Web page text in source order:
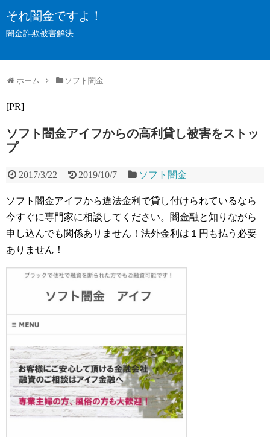
それ闇金ですよ！
闇金詐欺被害解決
ホーム ソフト闇金
[PR]
ソフト闇金アイフからの高利貸し被害をストッ
プ
2017/3/22 2019/10/7 ソフト闇金
ソフト闇金アイフから違法金利で貸し付けられているなら
今すぐに専門家に相談してください。闇金融と知りながら
申し込んでも関係ありません！法外金利は１円も払う必要
ありません！